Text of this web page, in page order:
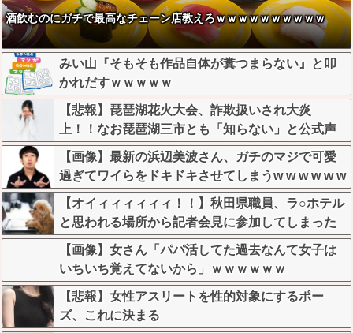
酒飲むのにガチで最高なチェーン店教えろｗｗｗｗｗｗｗｗｗｗ
みい山『そもそも作品自体が糞つまらない』と叩
かれだすｗｗｗｗｗ
【悲報】琵琶湖花火大会、詐欺扱いされ大炎
上！！なお琵琶湖三市とも「知らない」と公式声
明←これどう言うことなんや！？？？？？？？？
【画像】最新の浜辺美波さん、ガチのマジで可愛
過ぎてワイらをドキドキさせてしまうw w w w w w
w
【オイィィィィィィ！！】秋田県職員、ラ○ホテル
と思われる場所から記者会見に参加してしまった
結果w w w w w w w w
【画像】女さん「パパ活してた過去なんて女子は
いちいち覚えてないから」ｗｗｗｗｗｗ
【悲報】女性アスリートを性的対象にするポー
ズ、これに決まる